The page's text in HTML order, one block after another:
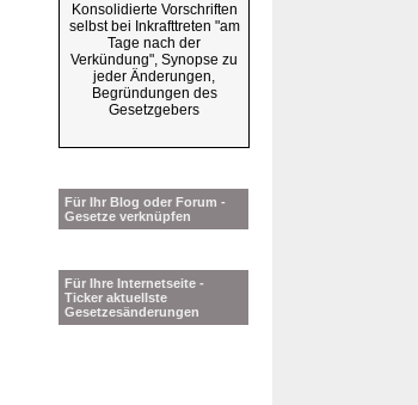
Konsolidierte Vorschriften
selbst bei Inkrafttreten "am
Tage nach der
Verkündung", Synopse zu
jeder Änderungen,
Begründungen des
Gesetzgebers
Für Ihr Blog oder Forum -
Gesetze verknüpfen
Für Ihre Internetseite -
Ticker aktuellste
Gesetzesänderungen